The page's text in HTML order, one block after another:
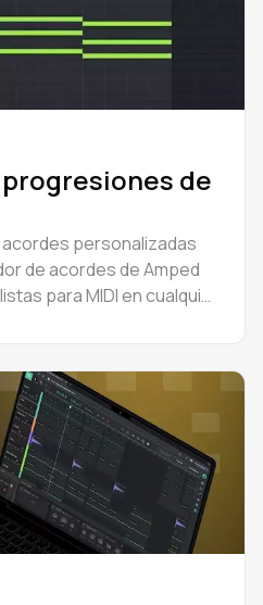
de
personalizadas
de acordes de Amped
para MIDI en cualquier